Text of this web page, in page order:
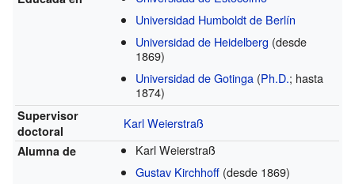
Universidad Humboldt de Berlín
Universidad de Heidelberg (desde
1869)
Universidad de Gotinga (Ph.D.; hasta
1874)
Supervisor
doctoral
Karl Weierstraß
Alumna de
Karl Weierstraß
Gustav Kirchhoff (desde 1869)